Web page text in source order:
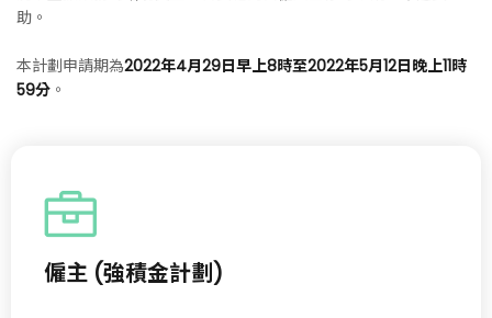
助。
本計劃申請期為2022年4月29日早上8時至2022年5月12日晚上11時
59分 。
僱主 (強積金計劃)